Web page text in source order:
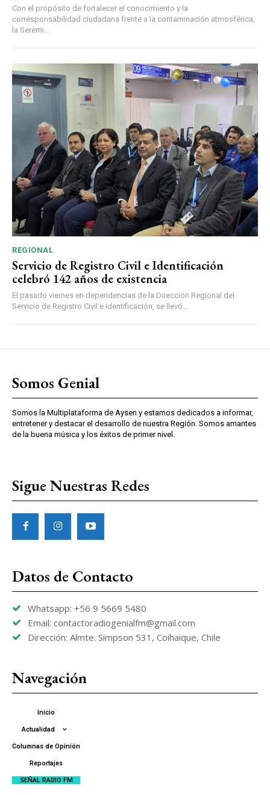
Con el propósito de fortalecer el conocimiento y la
corresponsabilidad ciudadana frente a la contaminación atmosférica,
la Seremi...
REGIONAL
Servicio de Registro Civil e Identificación
celebró 142 años de existencia
El pasado viernes en dependencias de la Dirección Regional del
Servicio de Registro Civil e Identificación, se llevó...
Somos Genial
Somos la Multiplataforma de Aysen y estamos dedicados a informar,
entretener y destacar el desarrollo de nuestra Región. Somos amantes
de la buena música y los éxitos de primer nivel.
Sigue Nuestras Redes
Datos de Contacto
Whatsapp: +56 9 5669 5480
Email: contactoradiogenialfm@gmail.com
Dirección: Almte. Simpson 531, Coihaique, Chile
Navegación
Inicio
Actualidad
Columnas de Opinión
Reportajes
SEÑAL RADIO FM